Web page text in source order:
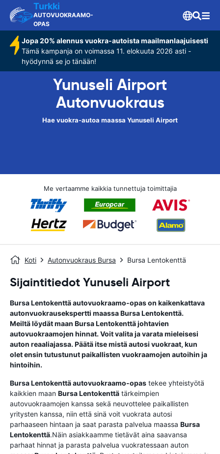
Turkki
AUTOVUOKRAAMO-
OPAS
Jopa 20% alennus vuokra-autoista maailmanlaajuisesti
Tämä kampanja on voimassa 11. elokuuta 2026 asti -
hyödynnä se jo tänään!
Yunuseli Airport
Autonvuokraus
Hae vuokra-autoa maassa Yunuseli Airport
Me vertaamme kaikkia tunnettuja toimittajia
Koti Autonvuokraus Bursa Bursa Lentokenttä
Sijaintitiedot Yunuseli Airport
Bursa Lentokenttäautovuokraamo-opason kaikenkattava
autonvuokrausekspertti maassaBursa Lentokenttä.
Meiltä löydät maan Bursa Lentokenttäjohtavien
autovuokraamojen hinnat. Voit valita ja varata mieleisesi
auton reaaliajassa. Päätä itse mistä autosi vuokraat, kun
olet ensin tutustunut paikallisten vuokraamojen autoihin ja
hintoihin.
Bursa Lentokenttäautovuokraamo-opas tekee yhteistyötä
kaikkien maan Bursa Lentokenttä tärkeimpien
autovuokraamojen kanssa sekä neuvottelee paikallisten
yritysten kanssa, niin että sinä voit vuokrata autosi
parhaaseen hintaan ja saat parasta palvelua maassa Bursa
Lentokenttä.Näin asiakkaamme tietävät aina saavansa
parhaat hinnat ja parasta palvelua vuokratessaan auton